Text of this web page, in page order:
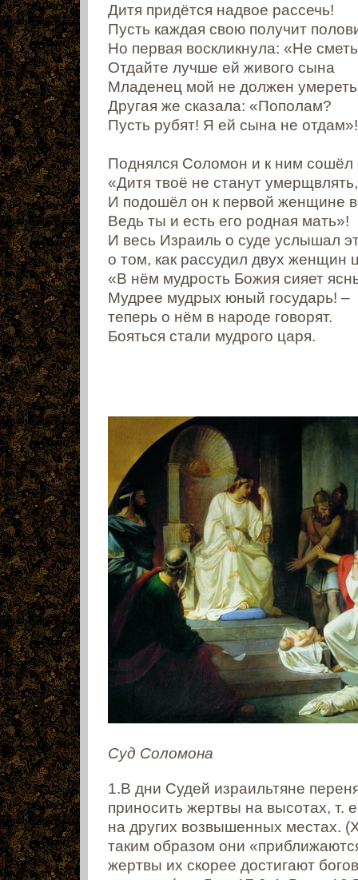
Дитя придётся надвое рассечь!
Пусть каждая свою получит
Но первая воскликнула: «Не
Отдайте лучше ей живого сына
Младенец мой не должен
Другая же сказала: «Пополам?
Пусть рубят! Я ей сына не отдам»!
Поднялся Соломон и к ним сошёл
«Дитя твоё не станут
И подошёл он к первой женщине
Ведь ты и есть его родная мать»!
И весь Израиль о суде услышал
о том, как рассудил двух женщин
«В нём мудрость Божия сияет
Мудрее мудрых юный государь! –
теперь о нём в народе говорят.
Бояться стали мудрого царя.
Суд Соломона
1.В дни Судей израильтяне
приносить жертвы на высотах, т.
на других возвышенных местах.
таким образом они
жертвы их скорее достигают